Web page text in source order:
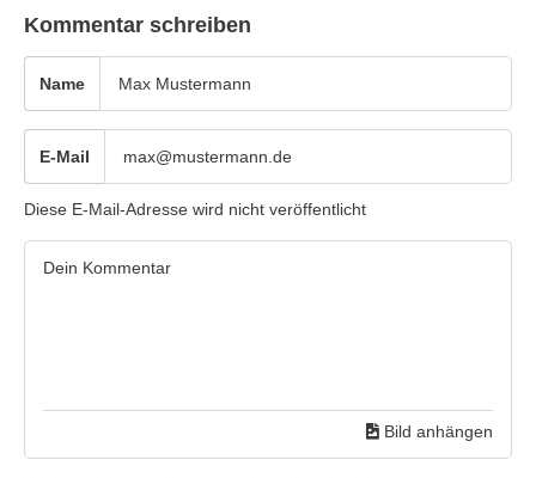
Kommentar schreiben
Name
E-Mail
Diese E-Mail-Adresse wird nicht veröffentlicht
Bild anhängen